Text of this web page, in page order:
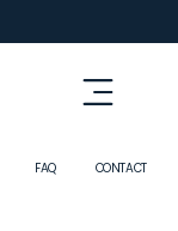
FAQ CONTACT